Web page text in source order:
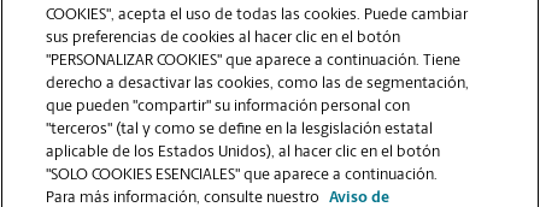
VER LA PÁGINA DE LA TIENDA
COOKIES", acepta el uso de todas las cookies. Puede cambiar
sus preferencias de cookies al hacer clic en el botón
"PERSONALIZAR COOKIES" que aparece a continuación. Tiene
derecho a desactivar las cookies, como las de segmentación,
que pueden "compartir" su información personal con
"terceros" (tal y como se define en la lesgislación estatal
aplicable de los Estados Unidos), al hacer clic en el botón
"SOLO COOKIES ESENCIALES" que aparece a continuación.
Para más información, consulte nuestro
Aviso de